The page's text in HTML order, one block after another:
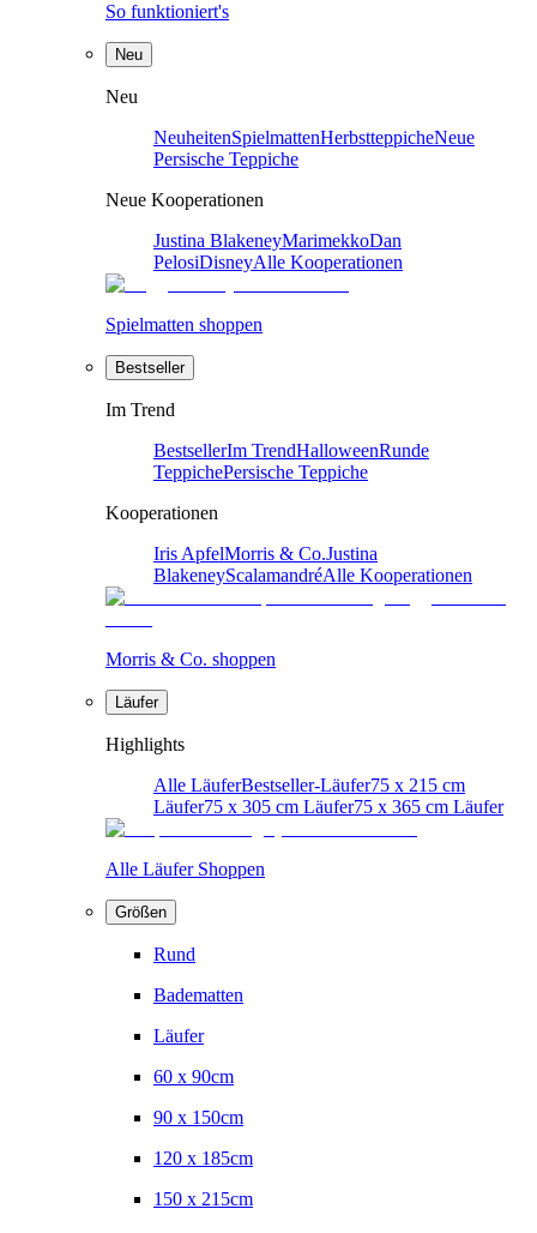
So funktioniert's
Neu
Neu
NeuheitenSpielmattenHerbstteppicheNeue
Persische Teppiche
Neue Kooperationen
Justina BlakeneyMarimekkoDan
PelosiDisneyAlle Kooperationen
Spielmatten shoppen
Bestseller
Im Trend
BestsellerIm TrendHalloweenRunde
TeppichePersische Teppiche
Kooperationen
Iris ApfelMorris & Co.Justina
BlakeneyScalamandréAlle Kooperationen
Morris & Co. shoppen
Läufer
Highlights
Alle LäuferBestseller-Läufer75 x 215 cm
Läufer75 x 305 cm Läufer75 x 365 cm Läufer
Alle Läufer Shoppen
Größen
Rund
Badematten
Läufer
60 x 90cm
90 x 150cm
120 x 185cm
150 x 215cm